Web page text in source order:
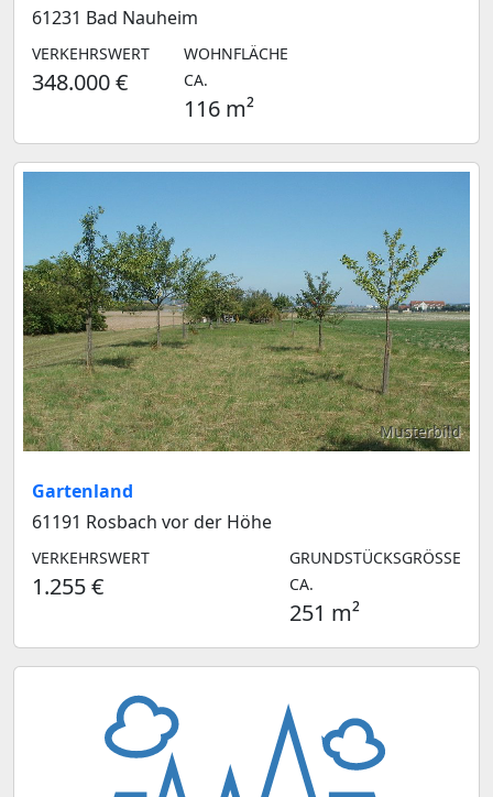
61231 Bad Nauheim
VERKEHRSWERT
348.000 €
WOHNFLÄCHE
CA.
116 m²
Musterbild
Gartenland
61191 Rosbach vor der Höhe
VERKEHRSWERT
1.255 €
GRUNDSTÜCKSGRÖSSE C
A.
251 m²